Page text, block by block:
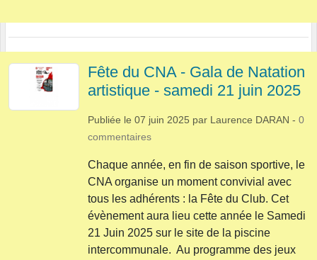
Fête du CNA - Gala de Natation
artistique - samedi 21 juin 2025
Publiée le 07 juin 2025 par Laurence DARAN - 0
commentaires
Chaque année, en fin de saison sportive, le
CNA organise un moment convivial avec
tous les adhérents : la Fête du Club. Cet
évènement aura lieu cette année le Samedi
21 Juin 2025 sur le site de la piscine
intercommunale. Au programme des jeux